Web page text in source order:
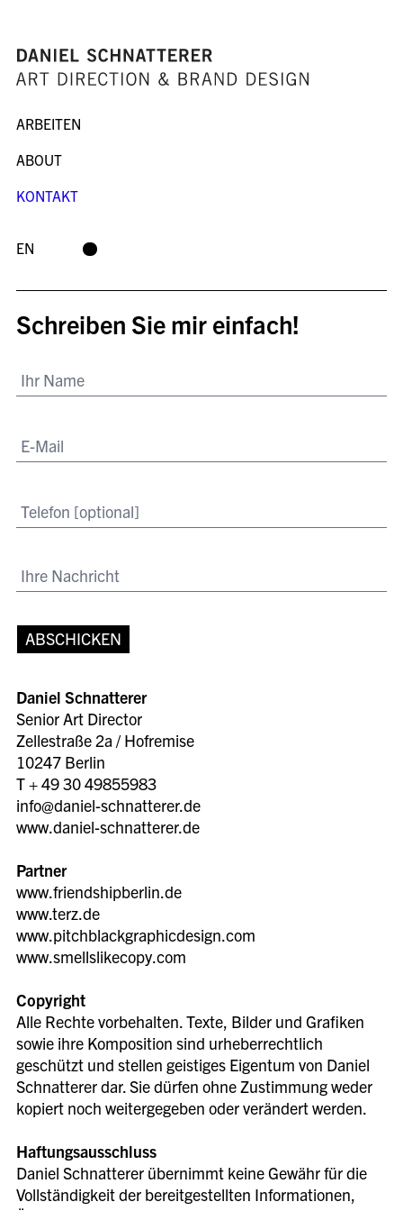
EN
ARBEITEN
ABOUT
KONTAKT
Schreiben Sie mir einfach!
ABSCHICKEN
Daniel Schnatterer
Senior Art Director
Zellestraße 2a / Hofremise
10247 Berlin
T + 49 30 49855983
info@daniel-schnatterer.de
www.daniel-schnatterer.de
Partner
www.friendshipberlin.de
www.terz.de
www.pitchblackgraphicdesign.com
www.smellslikecopy.com
Copyright
Alle Rechte vorbehalten. Texte, Bilder und Grafiken
sowie ihre Komposition sind urheberrechtlich
geschützt und stellen geistiges Eigentum von Daniel
Schnatterer dar. Sie dürfen ohne Zustimmung weder
kopiert noch weitergegeben oder verändert werden.
Haftungsausschluss
Daniel Schnatterer übernimmt keine Gewähr für die
Vollständigkeit der bereitgestellten Informationen,